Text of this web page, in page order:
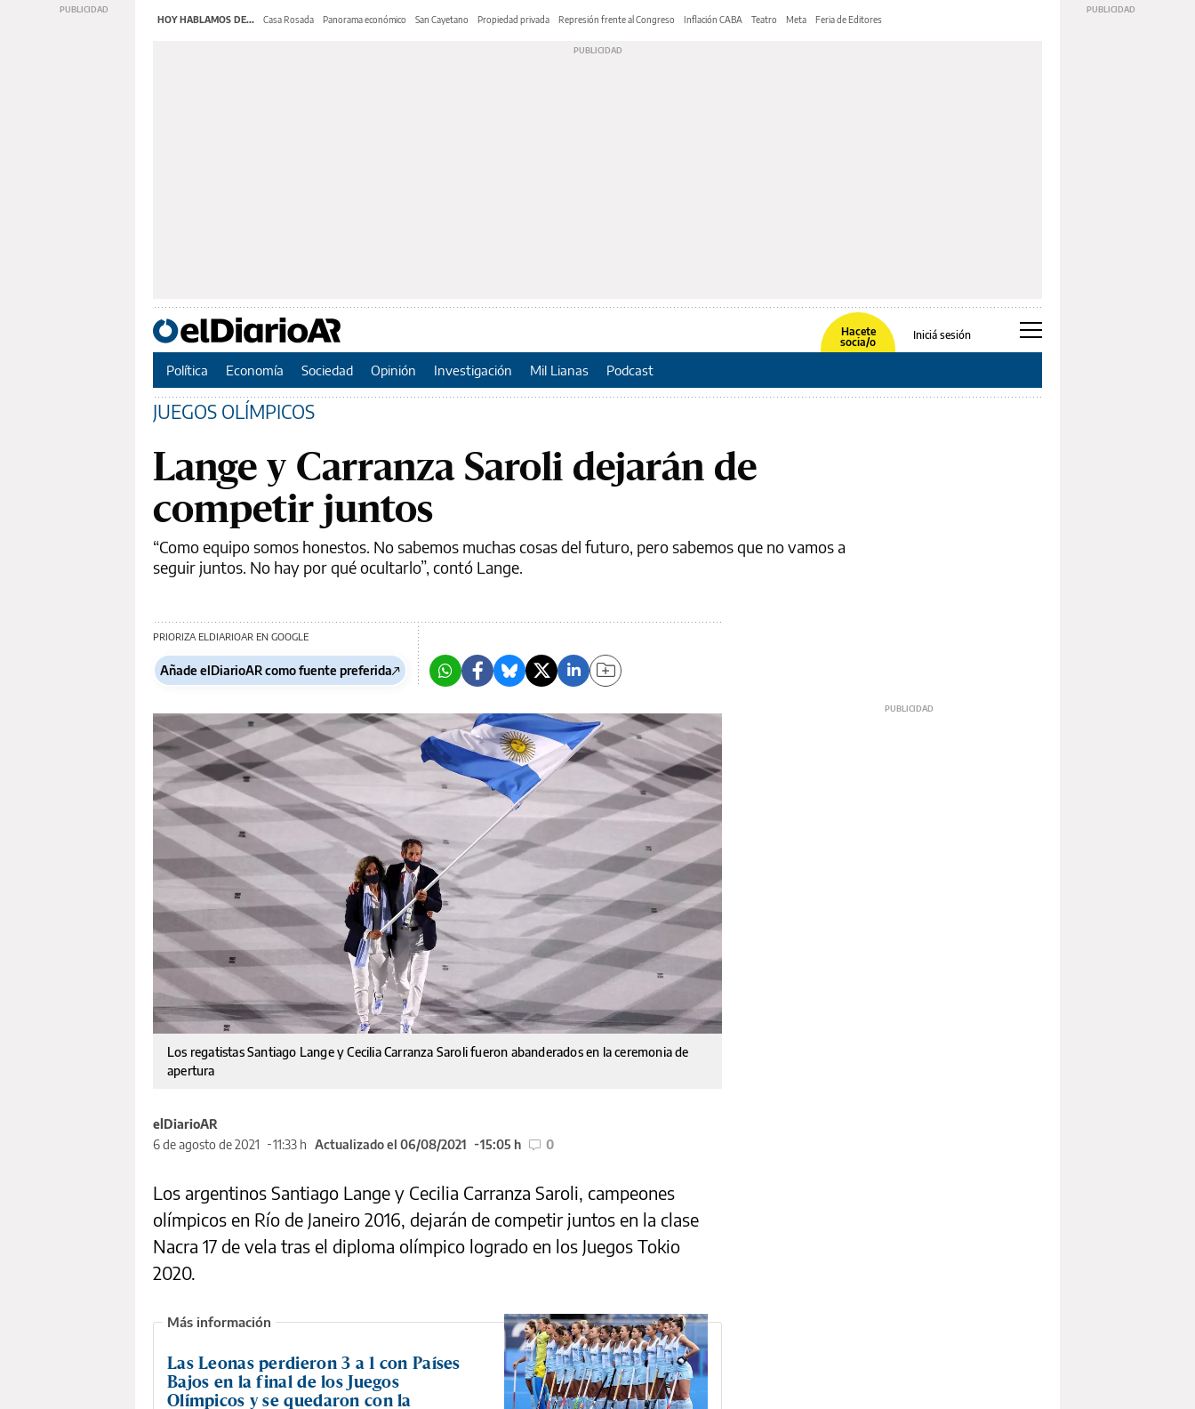
HOY HABLAMOS DE... Casa Rosada Panorama económico San Cayetano Propiedad privada Represión frente al Congreso Inflación CABA Teatro Meta Feria de Editores
Hacete
socia/o
Iniciá sesión
Política Economía Sociedad Opinión Investigación Mil Lianas Podcast
JUEGOS OLÍMPICOS
Lange y Carranza Saroli dejarán de
competir juntos
“Como equipo somos honestos. No sabemos muchas cosas del futuro, pero sabemos que no vamos a
seguir juntos. No hay por qué ocultarlo”, contó Lange.
PRIORIZA ELDIARIOAR EN GOOGLE
Añade elDiarioAR como fuente preferida
Los regatistas Santiago Lange y Cecilia Carranza Saroli fueron abanderados en la ceremonia de
apertura
elDiarioAR
6 de agosto de 2021
11:33 h Actualizado el 06/08/2021 15:05 h 0
Los argentinos Santiago Lange y Cecilia Carranza Saroli, campeones
olímpicos en Río de Janeiro 2016, dejarán de competir juntos en la clase
Nacra 17 de vela tras el diploma olímpico logrado en los Juegos Tokio
2020.
Las Leonas perdieron 3 a 1 con Países
Bajos en la final de los Juegos
Olímpicos y se quedaron con la